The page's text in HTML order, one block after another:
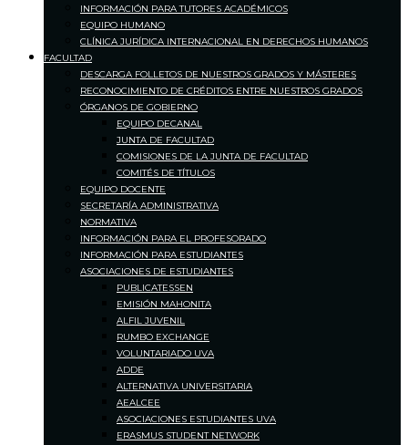
INFORMACIÓN PARA TUTORES ACADÉMICOS
EQUIPO HUMANO
CLÍNICA JURÍDICA INTERNACIONAL EN DERECHOS HUMANOS
FACULTAD
DESCARGA FOLLETOS DE NUESTROS GRADOS Y MÁSTERES
RECONOCIMIENTO DE CRÉDITOS ENTRE NUESTROS GRADOS
ÓRGANOS DE GOBIERNO
EQUIPO DECANAL
JUNTA DE FACULTAD
COMISIONES DE LA JUNTA DE FACULTAD
COMITÉS DE TÍTULOS
EQUIPO DOCENTE
SECRETARÍA ADMINISTRATIVA
NORMATIVA
INFORMACIÓN PARA EL PROFESORADO
INFORMACIÓN PARA ESTUDIANTES
ASOCIACIONES DE ESTUDIANTES
PUBLICATESSEN
EMISIÓN MAHONITA
ALFIL JUVENIL
RUMBO EXCHANGE
VOLUNTARIADO UVA
ADDE
ALTERNATIVA UNIVERSITARIA
AEALCEE
ASOCIACIONES ESTUDIANTES UVA
ERASMUS STUDENT NETWORK